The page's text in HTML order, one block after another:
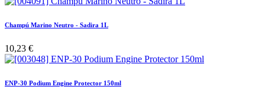
Champú Marino Neutro - Sadira 1L
10,23 €
ENP-30 Podium Engine Protector 150ml